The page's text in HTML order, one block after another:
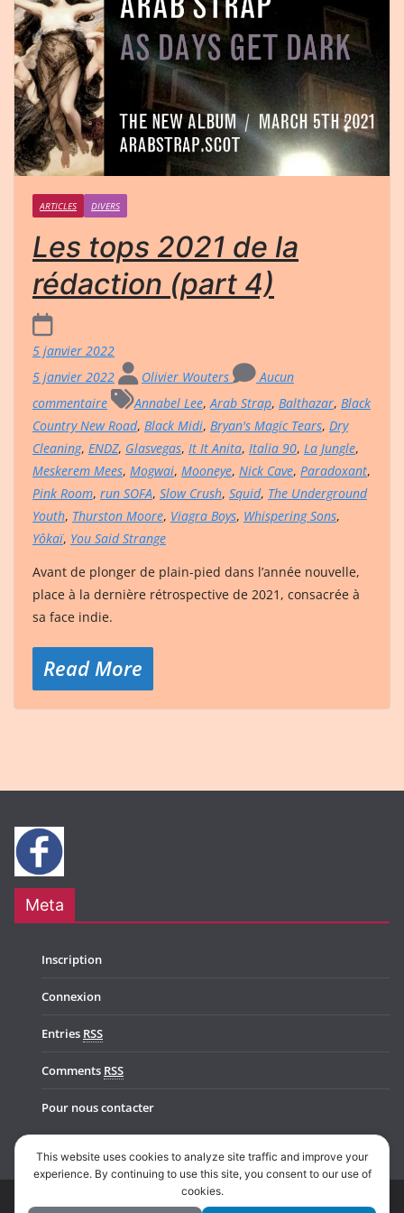
ARTICLES DIVERS
Les tops 2021 de la
rédaction (part 4)
5 janvier 2022
5 janvier 2022
Olivier Wouters
Aucun
commentaire
Annabel Lee,Arab Strap, Balthazar, Black
Country New Road, Black Midi, Bryan's Magic Tears, Dry
Cleaning, ENDZ, Glasvegas, It It Anita, Italia 90, La Jungle,
Meskerem Mees, Mogwai, Mooneye, Nick Cave, Paradoxant,
Pink Room, run SOFA, Slow Crush, Squid, The Underground
Youth, Thurston Moore, Viagra Boys, Whispering Sons,
Yôkaï, You Said Strange
Avant de plonger de plain-pied dans l’année nouvelle,
place à la dernière rétrospective de 2021, consacrée à
sa face indie.
Read More
Meta
Inscription
Connexion
Entries RSS
Comments RSS
Pour nous contacter
This website uses cookies to analyze site traffic and improve your
experience. By continuing to use this site, you consent to our use of
cookies.